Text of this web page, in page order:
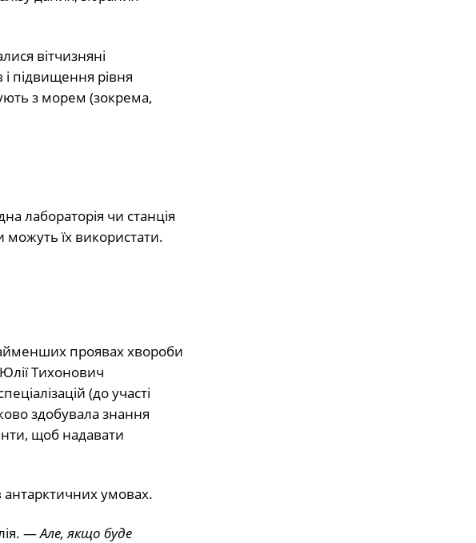
вітчизняні
підвищення рівня
з морем (зокрема,
лабораторія чи станція
можуть їх використати.
проявах хвороби
Тихонович
(до участі
здобувала знання
щоб надавати
антарктичних умовах.
—Але, якщо буде